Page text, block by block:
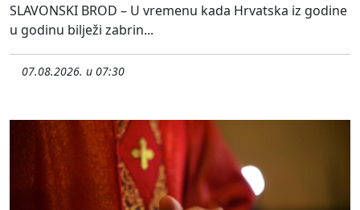
SLAVONSKI BROD – U vremenu kada Hrvatska iz godine
u godinu bilježi zabrin...
07.08.2026. u 07:30